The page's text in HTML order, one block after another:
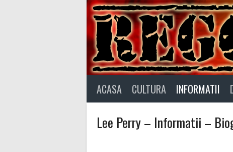
ACASA CULTURA INFORMATII
Lee Perry – Informatii –